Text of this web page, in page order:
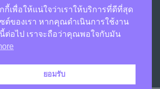
กี้เพื่อให้แน่ใจว่าเราให้บริการที่ดีที่สุด
ต์ของเรา หากคุณดำเนินการใช้งาน
นี้ต่อไป เราจะถือว่าคุณพอใจกับมัน
ยอมรับ